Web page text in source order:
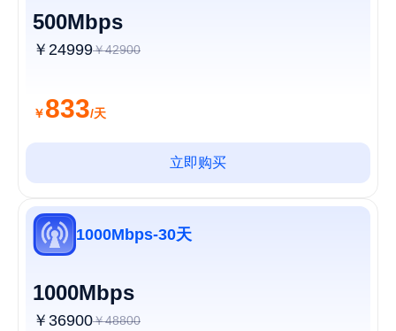
500Mbps
￥24999￥42900
￥833/天
立即购买
1000Mbps-30天
1000Mbps
￥36900￥48800